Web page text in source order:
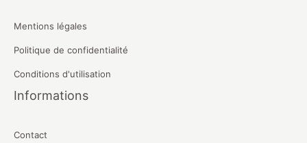
Mentions légales
Politique de confidentialité
Conditions d'utilisation
Informations
Contact